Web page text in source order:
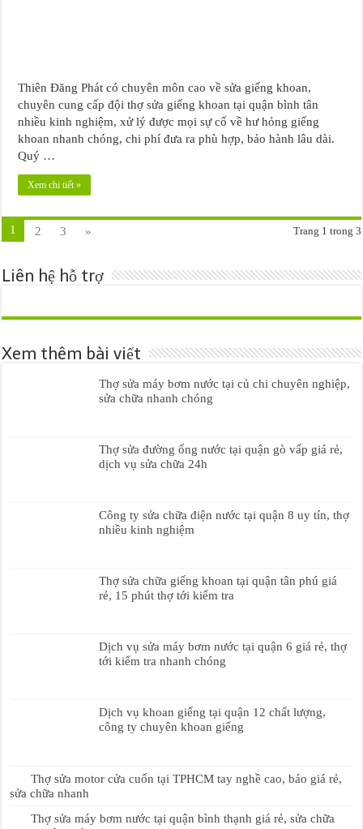
Thiên Đăng Phát có chuyên môn cao về sửa giếng khoan,
chuyên cung cấp đội thợ sửa giếng khoan tại quận bình tân
nhiều kinh nghiệm, xử lý được mọi sự cố về hư hỏng giếng
khoan nhanh chóng, chi phí đưa ra phù hợp, bảo hành lâu dài.
Quý …
Xem chi tiết »
Trang 1 trong 3
1 2 3 »
Liên hệ hỗ trợ
Xem thêm bài viết
Thợ sửa máy bơm nước tại củ chi chuyên nghiệp,
sửa chữa nhanh chóng
Thợ sửa đường ống nước tại quận gò vấp giá rẻ,
dịch vụ sửa chữa 24h
Công ty sửa chữa điện nước tại quận 8 uy tín, thợ
nhiều kinh nghiệm
Thợ sửa chữa giếng khoan tại quận tân phú giá
rẻ, 15 phút thợ tới kiểm tra
Dịch vụ sửa máy bơm nước tại quận 6 giá rẻ, thợ
tới kiểm tra nhanh chóng
Dịch vụ khoan giếng tại quận 12 chất lượng,
công ty chuyên khoan giếng
Thợ sửa motor cửa cuốn tại TPHCM tay nghề cao, báo giá rẻ,
sửa chữa nhanh
Thợ sửa máy bơm nước tại quận bình thạnh giá rẻ, sửa chữa